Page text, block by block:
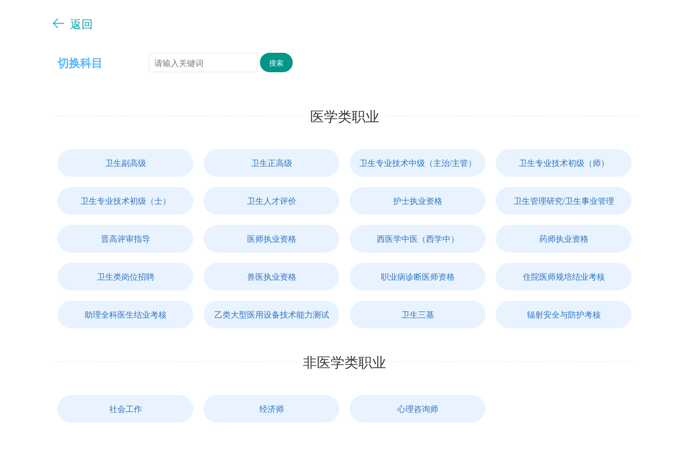
返回
切换科目 搜索
医学类职业
卫生副高级 卫生正高级 卫生专业技术中级（主治/主管） 卫生专业技术初级（师）
卫生专业技术初级（士） 卫生人才评价 护士执业资格 卫生管理研究/卫生事业管理
晋高评审指导 医师执业资格 西医学中医（西学中） 药师执业资格
卫生类岗位招聘 兽医执业资格 职业病诊断医师资格 住院医师规培结业考核
助理全科医生结业考核 乙类大型医用设备技术能力测试 卫生三基 辐射安全与防护考核
非医学类职业
社会工作 经济师 心理咨询师